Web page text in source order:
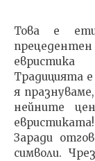
Това е
прецедентен
Традицията
я
нейните
евристиката!
Заради
символи.